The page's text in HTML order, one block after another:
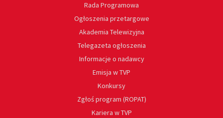
Rada Programowa
Ogłoszenia przetargowe
Akademia Telewizyjna
Telegazeta ogłoszenia
Informacje o nadawcy
Emisja w TVP
Konkursy
Zgłoś program (ROPAT)
Kariera w TVP